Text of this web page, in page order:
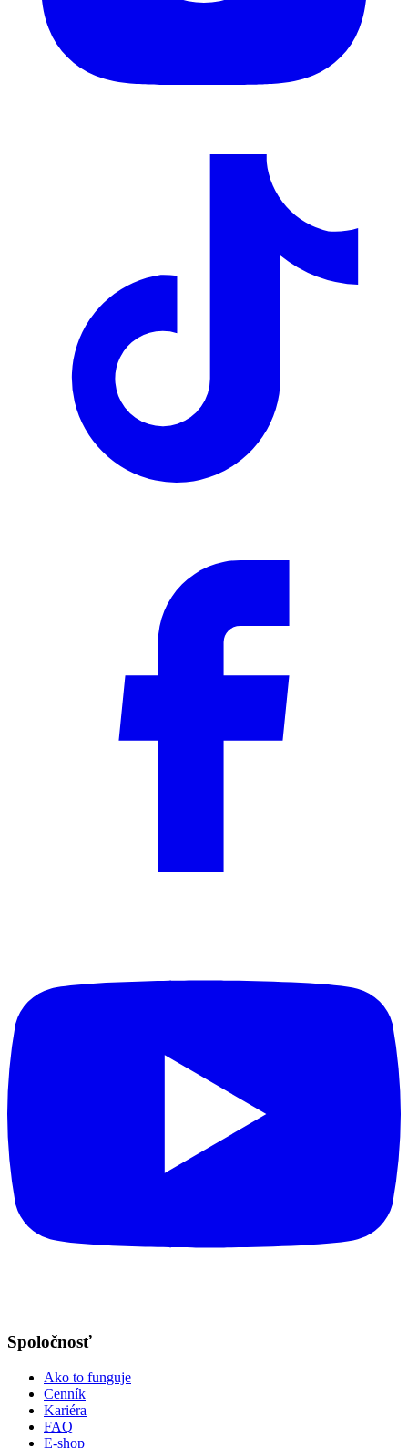
Spoločnosť
Ako to funguje
Cenník
Kariéra
FAQ
E-shop